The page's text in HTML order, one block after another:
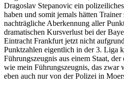
Dragoslav Stepanovic ein
haben und somit jemals hätten
nachträgliche Aberkennung aller
dramatischen Kursverlust bei der
Eintracht Frankfurt jetzt nicht
Punktzahlen eigentlich in der 3. Liga
Führungszeugnis aus einem Staat,
wie mein Führungszeugnis, das zwar
eben auch nur von der Polizei in